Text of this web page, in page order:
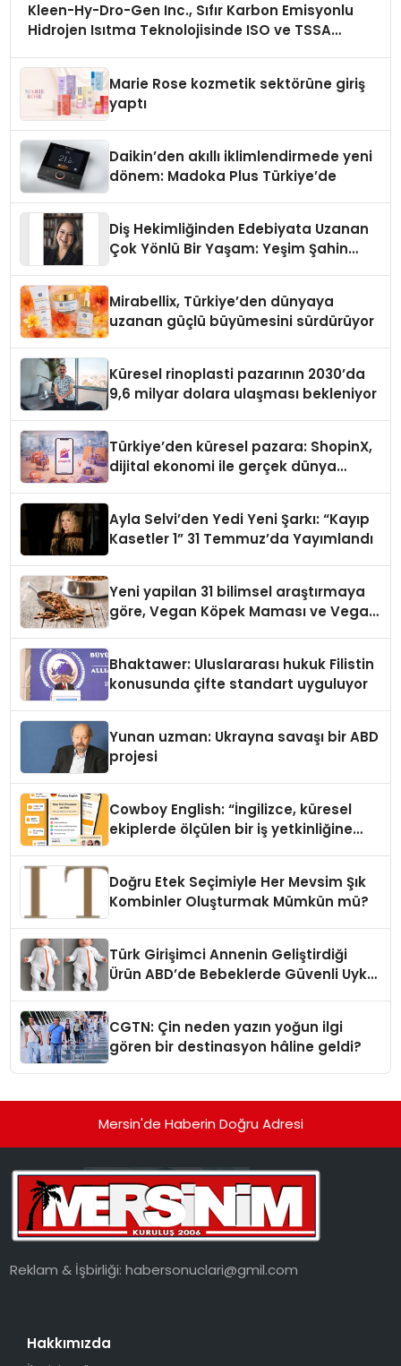
Kleen-Hy-Dro-Gen Inc., Sıfır Karbon Emisyonlu
Hidrojen Isıtma Teknolojisinde ISO ve TSSA
Marie Rose kozmetik sektörüne giriş
yaptı
Daikin’den akıllı iklimlendirmede yeni
dönem: Madoka Plus Türkiye’de
Diş Hekimliğinden Edebiyata Uzanan
Çok Yönlü Bir Yaşam: Yeşim Şahin
Mirabellix, Türkiye’den dünyaya
uzanan güçlü büyümesini sürdürüyor
Küresel rinoplasti pazarının 2030’da
9,6 milyar dolara ulaşması bekleniyor
Türkiye’den küresel pazara: ShopinX,
dijital ekonomi ile gerçek dünya
Ayla Selvi’den Yedi Yeni Şarkı: “Kayıp
Kasetler 1” 31 Temmuz’da Yayımlandı
Yeni yapilan 31 bilimsel araştırmaya
göre, Vegan Köpek Maması ve Vegan
Bhaktawer: Uluslararası hukuk Filistin
konusunda çifte standart uyguluyor
Yunan uzman: Ukrayna savaşı bir ABD
projesi
Cowboy English: “İngilizce, küresel
ekiplerde ölçülen bir iş yetkinliğine
Doğru Etek Seçimiyle Her Mevsim Şık
Kombinler Oluşturmak Mümkün mü?
Türk Girişimci Annenin Geliştirdiği
Ürün ABD’de Bebeklerde Güvenli Uyku
CGTN: Çin neden yazın yoğun ilgi
gören bir destinasyon hâline geldi?
Mersin'de Haberin Doğru Adresi
Reklam & İşbirliği:habersonuclari@gmil.com
Hakkımızda